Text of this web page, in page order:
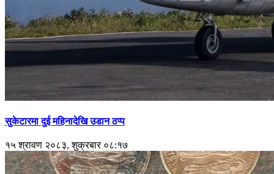
सुकेटारमा दुई महिनादेखि उडान ठप्प
१५ श्रावण २०८३, शुक्रबार ०८:१७